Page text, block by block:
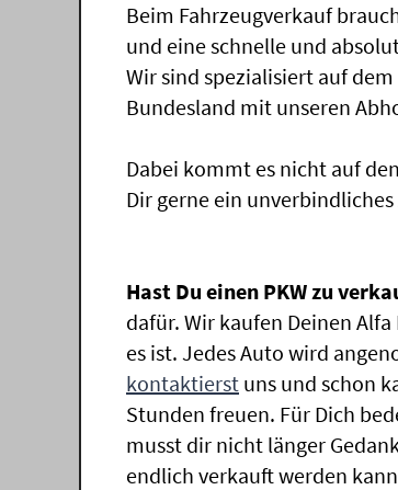
Beim Fahrzeugverkauf
und eine schnelle und
Wir sind spezialisiert auf
Bundesland mit unseren
Dabei kommt es nicht auf
Dir gerne ein
Hast Du einen PKW zu
dafür. Wir kaufen Deinen
es ist. Jedes Auto wird
kontaktierst uns und schon
Stunden freuen. Für Dich
musst dir nicht länger
endlich verkauft werden